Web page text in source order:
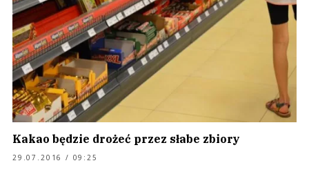
Kakao będzie drożeć przez słabe zbiory
29.07.2016 / 09:25